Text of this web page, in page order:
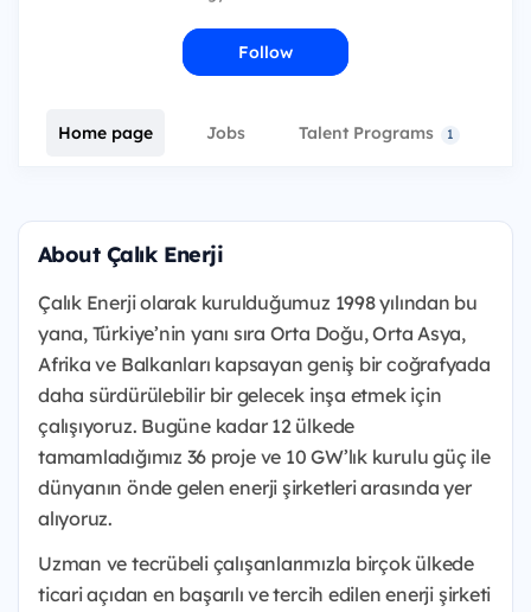
Follow
Home page Jobs Talent Programs 1
About Çalık Enerji
Çalık Enerji olarak kurulduğumuz 1998 yılından bu
yana, Türkiye’nin yanı sıra Orta Doğu, Orta Asya,
Afrika ve Balkanları kapsayan geniş bir coğrafyada
daha sürdürülebilir bir gelecek inşa etmek için
çalışıyoruz. Bugüne kadar 12 ülkede
tamamladığımız 36 proje ve 10 GW’lık kurulu güç ile
dünyanın önde gelen enerji şirketleri arasında yer
alıyoruz.
Uzman ve tecrübeli çalışanlarımızla birçok ülkede
ticari açıdan en başarılı ve tercih edilen enerji şirketi